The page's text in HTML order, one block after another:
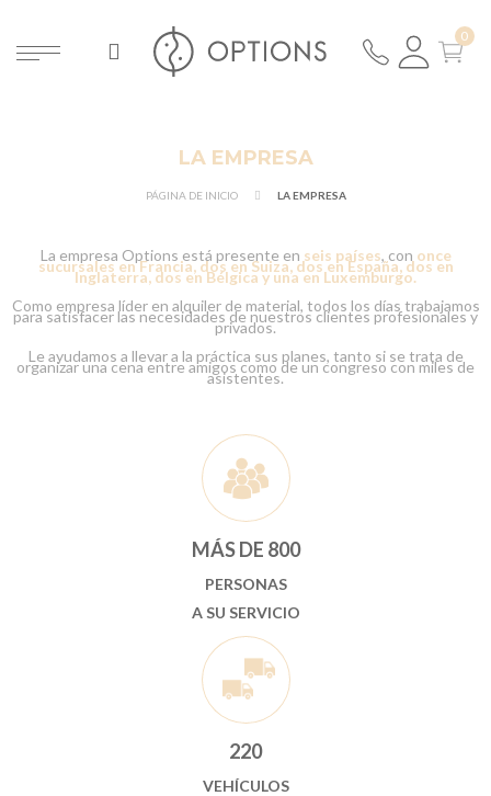
LA EMPRESA
PÁGINA DE INICIO LA EMPRESA
La empresa Options está presente en seis países, con once
sucursales en Francia, dos en Suiza, dos en España, dos en
Inglaterra, dos en Bélgica y una en Luxemburgo.
Como empresa líder en alquiler de material, todos los días trabajamos
para satisfacer las necesidades de nuestros clientes profesionales y
privados.
Le ayudamos a llevar a la práctica sus planes, tanto si se trata de
organizar una cena entre amigos como de un congreso con miles de
asistentes.
MÁS DE 800
PERSONAS
A SU SERVICIO
220
VEHÍCULOS